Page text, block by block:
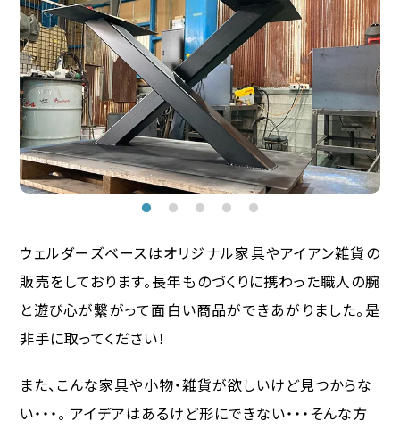
ウェルダーズベースはオリジナル家具やアイアン雑貨の
販売をしております。長年ものづくりに携わった職人の腕
と遊び心が繋がって面白い商品ができあがりました。是
非手に取ってください！
また、こんな家具や小物・雑貨が欲しいけど見つからな
い・・・。 アイデアはあるけど形にできない・・・そんな方